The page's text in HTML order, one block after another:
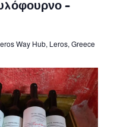
–
Way Hub, Leros, Greece